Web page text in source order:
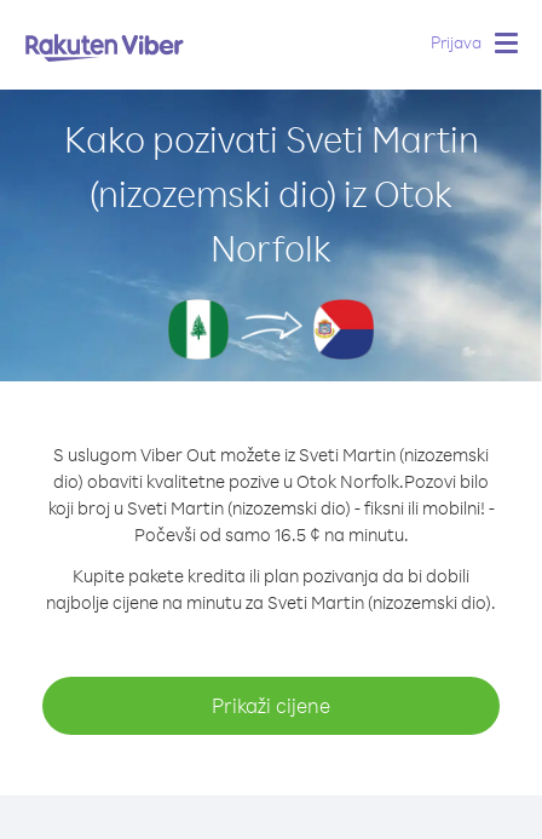
Prijava
Kako pozivati Sveti Martin
(nizozemski dio) iz Otok
Norfolk
S uslugom Viber Out možete iz Sveti Martin (nizozemski
dio) obaviti kvalitetne pozive u Otok Norfolk.Pozovi bilo
koji broj u Sveti Martin (nizozemski dio) - fiksni ili mobilni! -
Počevši od samo 16.5 ¢ na minutu.
Kupite pakete kredita ili plan pozivanja da bi dobili
najbolje cijene na minutu za Sveti Martin (nizozemski dio).
Prikaži cijene